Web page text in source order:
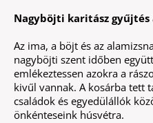
Nagyböjti karitász
Az ima, a böjt és az
nagyböjti szent időben
emlékeztessen azokra a
kivűl vannak. A kosárba tett
családok és egyedülállók
önkénteseink húsvétra.